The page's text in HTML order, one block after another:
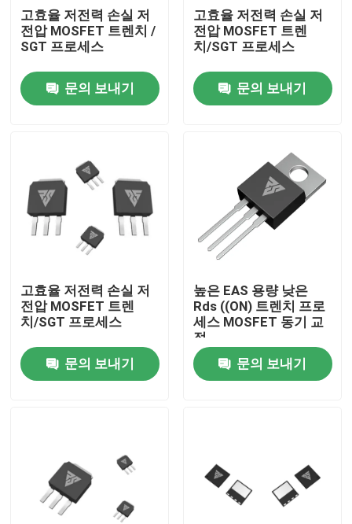
우리 에 관한 것
공장 투어
저희와 연락
뉴스
고전력 MOSFET
실리콘 카바이드 MOSFET
고효율 저전력 손실 저
전압 MOSFET 트렌치 /
SGT 프로세스
문의 보내기
고효율 저전력 손실 저
전압 MOSFET 트렌
치/SGT 프로세스
문의 보내기
고효율 저전력 손실 저
전압 MOSFET 트렌
치/SGT 프로세스
문의 보내기
높은 EAS 용량 낮은
Rds ((ON) 트렌치 프로
세스 MOSFET 동기 교
정
문의 보내기